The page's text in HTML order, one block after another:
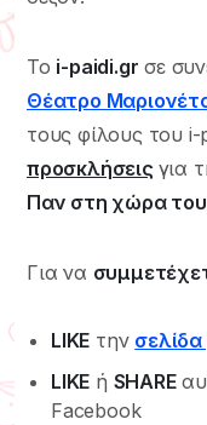
Το i-paidi.gr σε
Θέατρο
τους φίλους του i-
προσκλήσεις για
Παν στη χώρα
Για να
LIKE την
LIKE ή SHARE
Facebook